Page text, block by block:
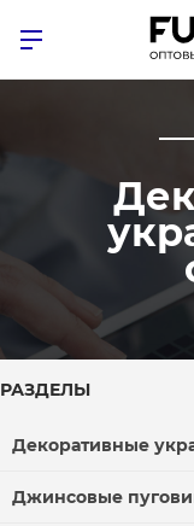
РАЗДЕЛЫ
Декоративные
Джинсовые